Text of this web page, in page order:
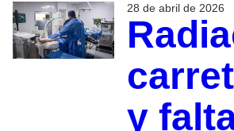
28 de abril de 2026
y